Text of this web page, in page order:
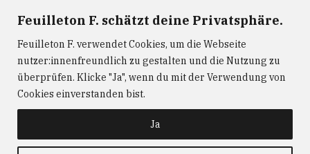
Feuilleton F. schätzt deine Privatsphäre.
Feuilleton F. verwendet Cookies, um die Webseite
nutzer:innenfreundlich zu gestalten und die Nutzung zu
überprüfen. Klicke "Ja", wenn du mit der Verwendung von
Cookies einverstanden bist.
Ja
Inhalt
springen
FEUILLETON F. — Journalismus mit Raum und Zeit
ABONNIEREN FEUILLETON F.
DER
W@RTIST
NEWS KONTAKT
schlagwort
Amina Gusner